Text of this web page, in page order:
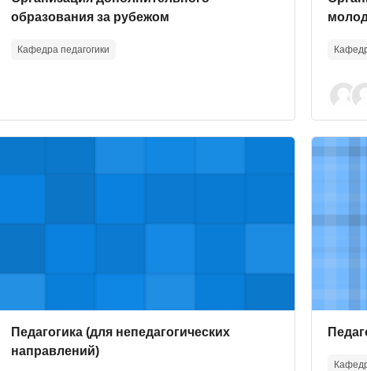
образования за рубежом
Кафедра педагогики
Course image" Педагогика (для непедагогических
Course image
Course name
Педагогика (для непедагогических
направлений)
Course